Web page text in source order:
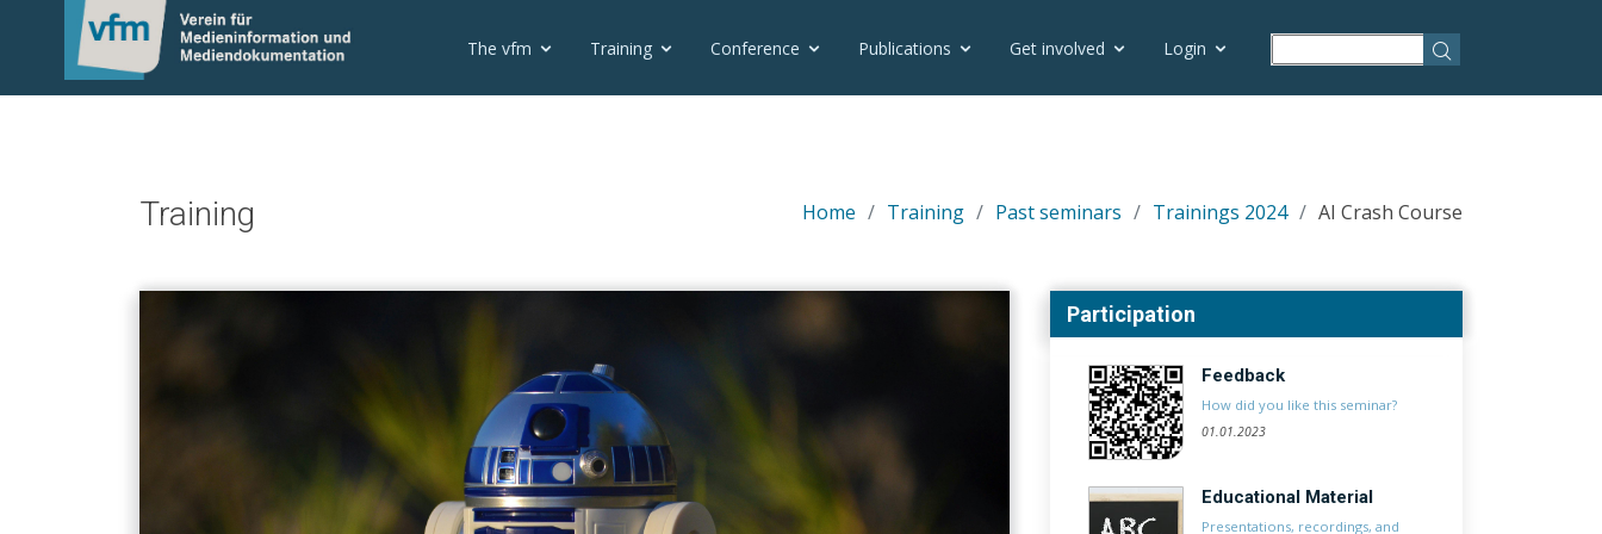
The vfm Training Conference Publications Get involved Login
Training Home Training Past seminars Trainings 2024 AI Crash Course
Participation
Feedback
How did you like this seminar?
01.01.2023
Educational Material
Presentations, recordings, and